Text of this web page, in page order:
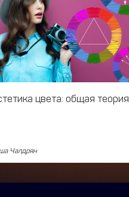
цвета: общая теория
Чалдрян